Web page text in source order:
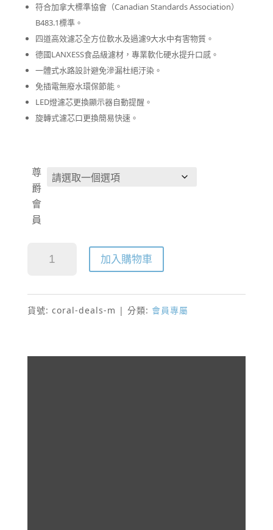
符合加拿大標準協會（Canadian Standards Association）
B483.1標準。
四道高效濾芯全方位軟水及過濾9大水中有害物質。
德國LANXESS食品級濾材，專業軟化硬水提升口感。
一體式水路設計避免滲漏杜絕汙染。
免插電無廢水環保節能。
LED燈濾芯更換顯示器自動提醒。
旋轉式濾芯口更換簡易快速。
尊
爵
會
員
加入購物車
貨號: coral-deals-m 分類: 會員專屬